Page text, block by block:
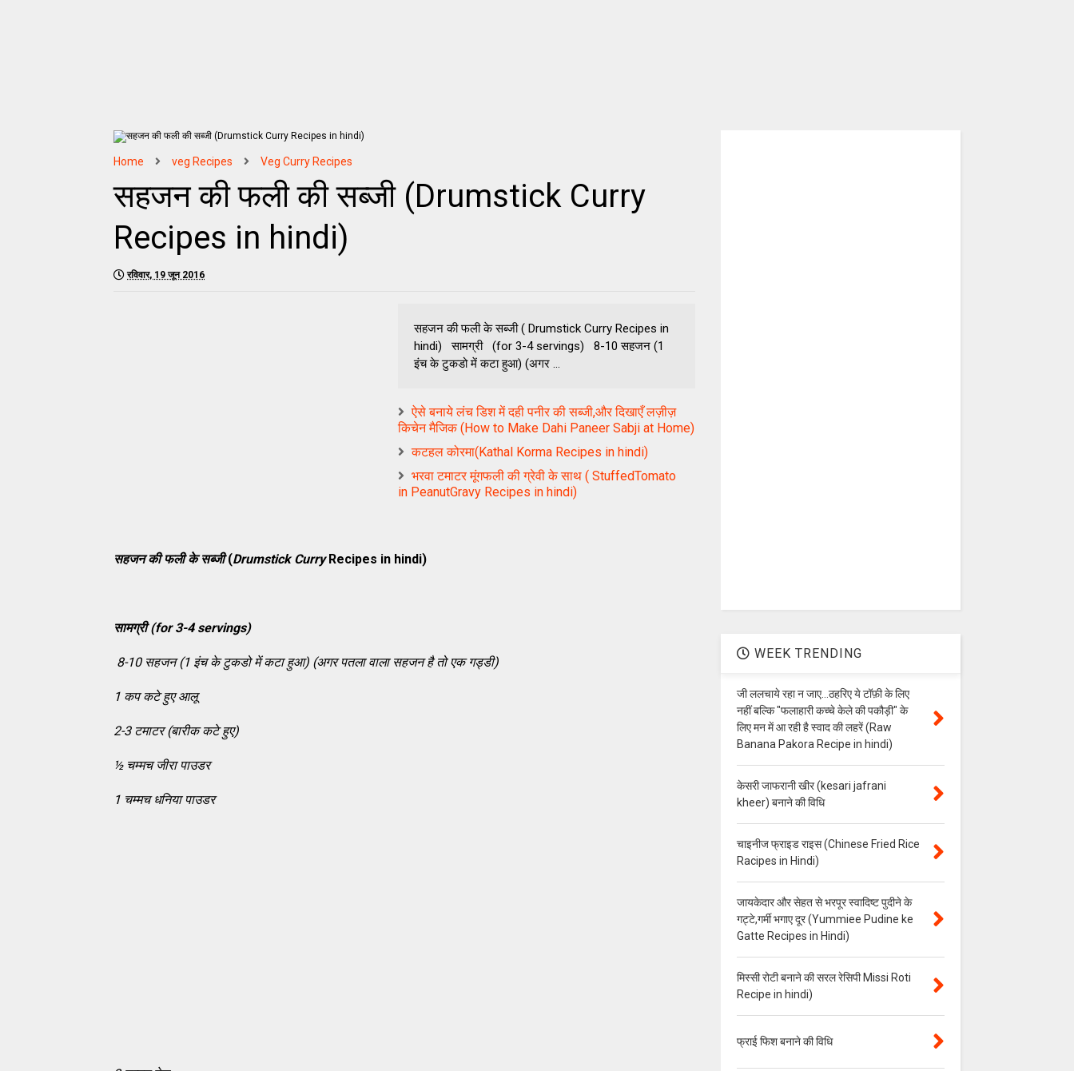
Home veg Recipes Veg Curry Recipes
सहजन की फली की सब्जी (Drumstick Curry
Recipes in hindi)
रविवार, 19 जून 2016
सहजन की फली के सब्जी ( Drumstick Curry Recipes in
hindi) सामग्री (for 3-4 servings) 8-10 सहजन (1
इंच के टुकडो में कटा हुआ) (अगर ...
ऐसे बनाये लंच डिश में दही पनीर की सब्जी,और दिखाएँ लज़ीज़
किचेन मैजिक (How to Make Dahi Paneer Sabji at Home)
कटहल कोरमा(Kathal Korma Recipes in hindi)
भरवा टमाटर मूंगफली की ग्रेवी के साथ ( StuffedTomato
in PeanutGravy Recipes in hindi)
सहजनकी फली के सब्जी(Drumstick Curry Recipes in hindi)
सामग्री (for 3-4 servings)
8-10 सहजन (1 इंच के टुकडो में कटा हुआ) (अगर पतला वाला सहजन है तो एक गड्डी)
1 कप कटे हुए आलू
2-3 टमाटर (बारीक कटे हुए)
½चम्मच जीरा पाउडर
1 चम्मच धनिया पाउडर
WEEK TRENDING
जी ललचाये रहा न जाए...ठहरिए ये टॉफ़ी के लिए
नहीं बल्कि "फलाहारी कच्चे केले की पकौड़ी" के
लिए मन में आ रही है स्वाद की लहरें (Raw
Banana Pakora Recipe in hindi)
केसरी जाफरानी खीर (kesari jafrani
kheer) बनाने की विधि
चाइनीज फ्राइड राइस (Chinese Fried Rice
Racipes in Hindi)
जायकेदार और सेहत से भरपूर स्वादिष्ट पुदीने के
गट्टे,गर्मी भगाए दूर (Yummiee Pudine ke
Gatte Recipes in Hindi)
मिस्सी रोटी बनाने की सरल रेसिपी Missi Roti
Recipe in hindi)
फ्राई फिश बनाने की विधि